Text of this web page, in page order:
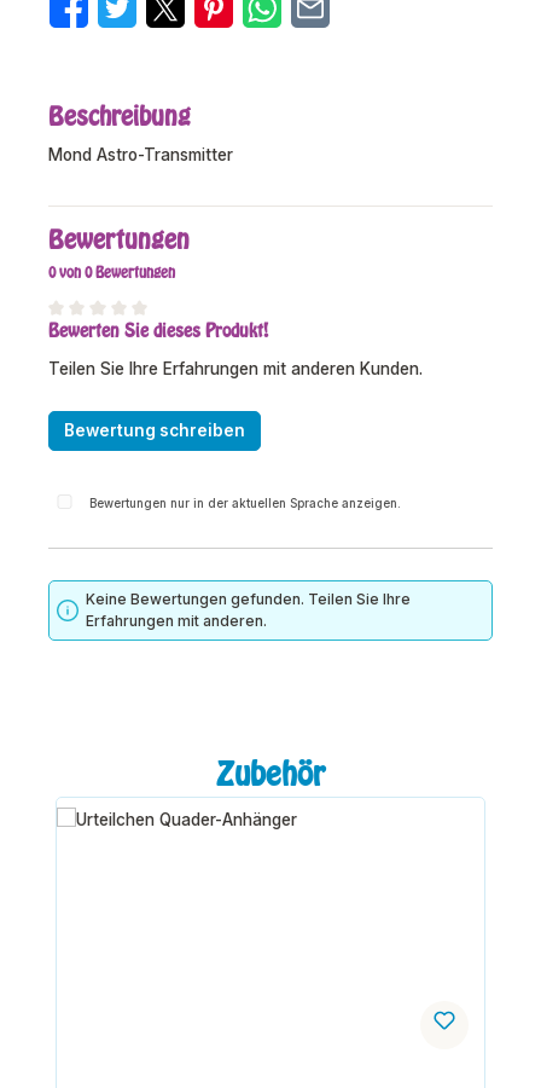
Beschreibung
Mond Astro-Transmitter
Bewertungen
0 von 0 Bewertungen
Durchschnittliche Bewertung von 0 von 5 Sternen
Bewerten Sie dieses Produkt!
Teilen Sie Ihre Erfahrungen mit anderen Kunden.
Bewertung schreiben
Bewertungen nur in der aktuellen Sprache anzeigen.
Keine Bewertungen gefunden. Teilen Sie Ihre
Erfahrungen mit anderen.
Produktgalerie überspringenZubehör